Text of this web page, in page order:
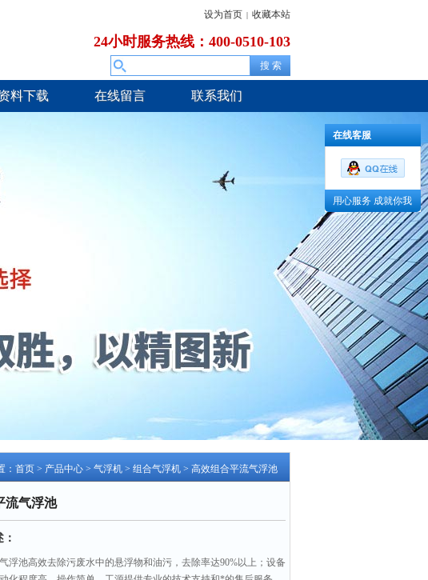
设为首页 | 收藏本站
24小时服务热线：400-0510-103
料下载 在线留言 联系我们
： 首页 > 产品中心 > 气浮机 > 组合气浮机 > 高效组合平流气浮池
流气浮池
浮池高效去除污废水中的悬浮物和油污，去除率达90%以上；设备
在线客服
用心服务 成就你我